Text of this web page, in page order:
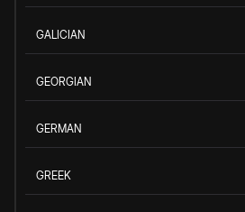
GALICIAN
GEORGIAN
GERMAN
GREEK